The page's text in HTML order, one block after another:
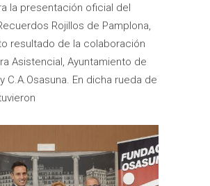
la presentación oficial del
Rojillos de Pamplona,
resultado de la colaboración
Asistencial, Ayuntamiento de
C.A.Osasuna. En dicha rueda de